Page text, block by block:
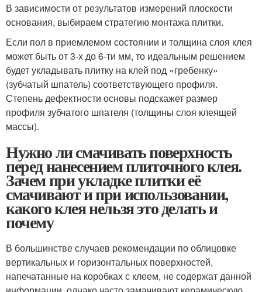
В зависимости от результатов измерений плоскости
основания, выбираем стратегию монтажа плитки.
Если пол в приемлемом состоянии и толщина слоя клея
может быть от 3-х до 6-ти мм, то идеальным решением
будет укладывать плитку на клей под «гребенку»
(зубчатый шпатель) соответствующего профиля.
Степень дефектности основы подскажет размер
профиля зубчатого шпателя (толщины слоя клеящей
массы).
Нужно ли смачивать поверхность
перед нанесением плиточного клея.
Зачем при укладке плитки её
смачивают и при использовании,
какого клея нельзя это делать и
почему
В большинстве случаев рекомендации по облицовке
вертикальных и горизонтальных поверхностей,
напечатанные на коробках с клеем, не содержат данной